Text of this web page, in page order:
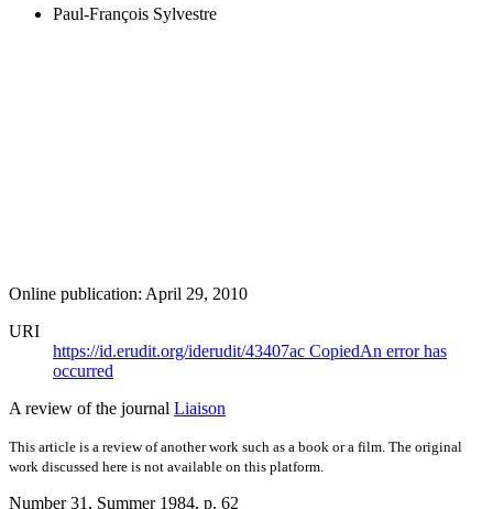
Paul-François Sylvestre
Online publication: April 29, 2010
URI
https://id.erudit.org/iderudit/43407ac CopiedAn error has
occurred
A review of the journal Liaison
This article is a review of another work such as a book or a film. The original
work discussed here is not available on this platform.
Number 31, Summer 1984, p. 62